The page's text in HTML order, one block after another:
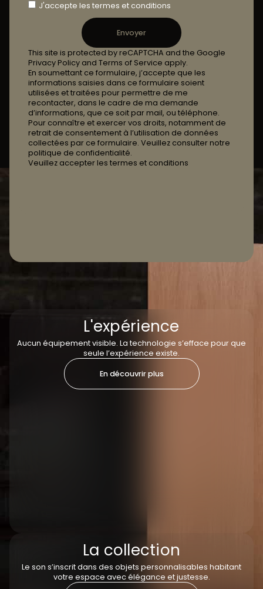
J'accepte les termes et conditions
Envoyer
This site is protected by reCAPTCHA and the Google
Privacy Policy and Terms of Service apply.
En soumettant ce formulaire, j’accepte que les
informations saisies dans ce formulaire soient
utilisées et traitées pour permettre de me
recontacter, dans le cadre de ma demande
d’informations, que ce soit par mail, ou téléphone.
Pour connaître et exercer vos droits, notamment de
retrait de consentement à l’utilisation de données
collectées par ce formulaire. Veuillez consulter notre
politique de confidentialité.
Veuillez accepter les termes et conditions
L'expérience
Aucun équipement visible. La technologie s’efface pour que
seule l’expérience existe.
En découvrir plus
La collection
Le son s’inscrit dans des objets personnalisables habitant
votre espace avec élégance et justesse.